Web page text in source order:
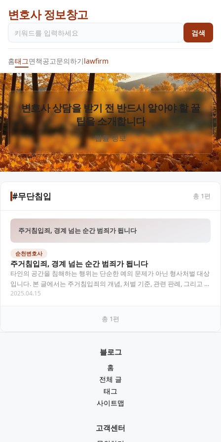
변호사 정보창고
검색
홈태그면책공고문의하기lawfirm
변호사 상담을 받기 전 반드시 알아야 할 꿀
팁을 소개합니다
법률 정보
#무단침입 총 1편
주거침입죄, 경계 넘는 순간 범죄가 됩니다
순천변호사
주거침입죄, 경계 넘는 순간 범죄가 됩니다
타인의 공간을 침해하는 행위는 단순한 예의 문제가 아닌 형사처벌 대상
입니다. 본 글에서는 주거침입죄의 개념, 처벌 기준, 관련 판례, 그리고 실
제 대응 방법까지 순천변호사의 시선으…
2025.04.15
총 1편
블로그
홈
전체 글
태그
사이트맵
고객센터